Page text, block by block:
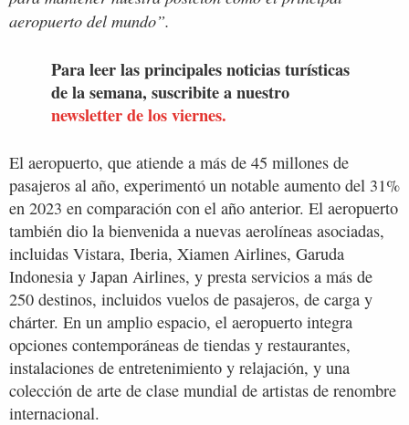
aeropuerto del mundo”.
Para leer las principales noticias turísticas
de la semana, suscribite a nuestro
newsletter de los viernes.
El aeropuerto, que atiende a más de 45 millones de
pasajeros al año, experimentó un notable aumento del 31%
en 2023 en comparación con el año anterior. El aeropuerto
también dio la bienvenida a nuevas aerolíneas asociadas,
incluidas Vistara, Iberia, Xiamen Airlines, Garuda
Indonesia y Japan Airlines, y presta servicios a más de
250 destinos, incluidos vuelos de pasajeros, de carga y
chárter. En un amplio espacio, el aeropuerto integra
opciones contemporáneas de tiendas y restaurantes,
instalaciones de entretenimiento y relajación, y una
colección de arte de clase mundial de artistas de renombre
internacional.